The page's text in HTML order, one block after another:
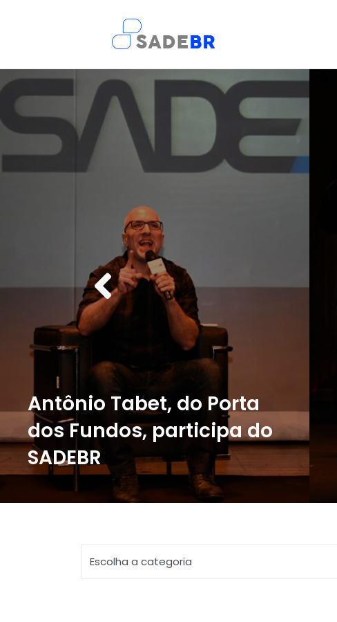
Antônio Tabet, do Porta
dos Fundos, participa do
SADEBR
Tabet compartilhou experiências pessoais e
deu dicas aos participantes